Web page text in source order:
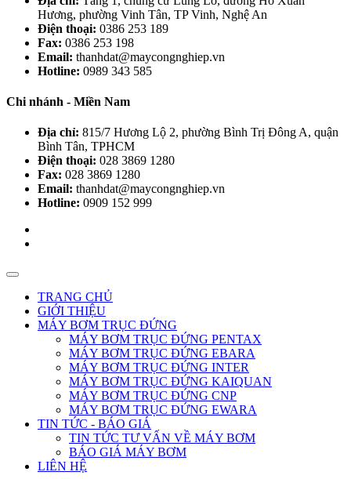
Hương, phường Vinh Tân, TP Vinh, Nghệ An
Điện thoại: 0386 253 189
Fax: 0386 253 198
Email: thanhdat@maycongnghiep.vn
Hotline: 0989 343 585
Chi nhánh - Miền Nam
Địa chỉ: 815/7 Hương Lộ 2, phường Bình Trị Đông A, quận
Bình Tân, TPHCM
Điện thoại: 028 3869 1280
Fax: 028 3869 1280
Email: thanhdat@maycongnghiep.vn
Hotline: 0909 152 999
TRANG CHỦ
GIỚI THIỆU
MÁY BƠM TRỤC ĐỨNG
MÁY BƠM TRỤC ĐỨNG PENTAX
MÁY BƠM TRỤC ĐỨNG EBARA
MÁY BƠM TRỤC ĐỨNG INTER
MÁY BƠM TRỤC ĐỨNG KAIQUAN
MÁY BƠM TRỤC ĐỨNG CNP
MÁY BƠM TRỤC ĐỨNG EWARA
TIN TỨC - BÁO GIÁ
TIN TỨC TƯ VẤN VỀ MÁY BƠM
BÁO GIÁ MÁY BƠM
LIÊN HỆ